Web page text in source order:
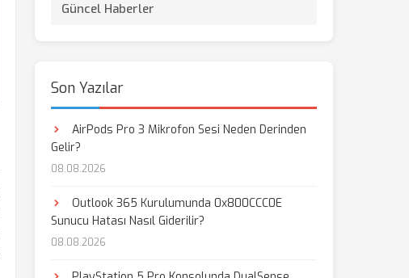
Güncel Haberler
Son Yazılar
AirPods Pro 3 Mikrofon Sesi Neden Derinden
Gelir?
08.08.2026
Outlook 365 Kurulumunda 0x800CCC0E
Sunucu Hatası Nasıl Giderilir?
08.08.2026